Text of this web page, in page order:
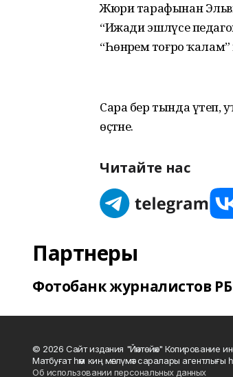
Жюри тарафынан
“Ижади эшләүсе
“Һөнәремә тоғро
Сара бер тында үтеп,
өҫтәне.
Читайте нас
Партнеры
Фотобанк журналистов РБ
© 2026 Сайт издания "Йәнтөйәк" Копирование
Матбуғат һәм киң мәғлүмәт саралары агентлығы
Об использовании персональных данных